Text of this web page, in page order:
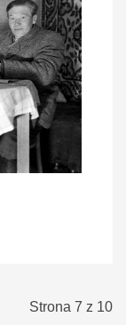
Strona 7 z 10